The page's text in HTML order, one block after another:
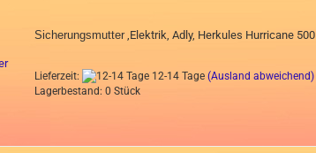
Sicherungsmutter,Elektrik, Adly, Herkules Hurricane 500
Lieferzeit: 12-14 Tage (Ausland abweichend)
Lagerbestand: 0 Stück